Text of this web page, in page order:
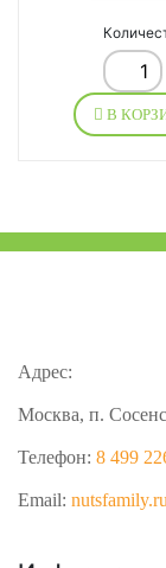
В
Адрес:
Москва, п.
Телефон: 8 499
Email: